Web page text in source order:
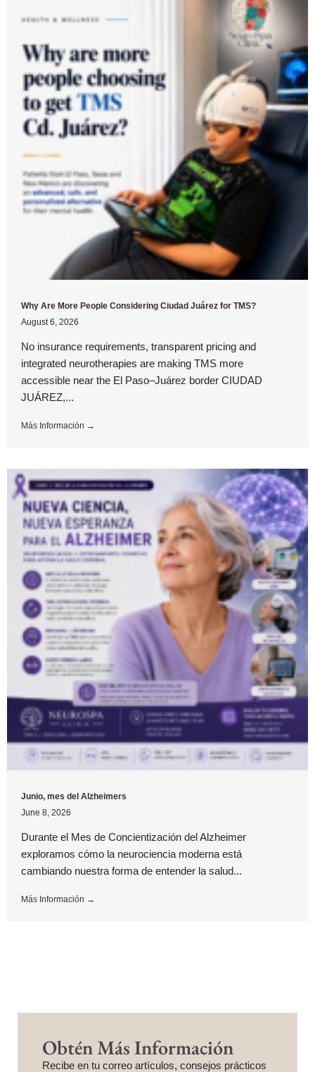
Why Are More People Considering Ciudad Juárez for TMS?
August 6, 2026
No insurance requirements, transparent pricing and
integrated neurotherapies are making TMS more
accessible near the El Paso–Juárez border CIUDAD
JUÁREZ,...
Más Información →
Junio, mes del Alzheimers
June 8, 2026
Durante el Mes de Concientización del Alzheimer
exploramos cómo la neurociencia moderna está
cambiando nuestra forma de entender la salud...
Más Información →
Obtén Más Información
Recibe en tu correo artículos, consejos prácticos